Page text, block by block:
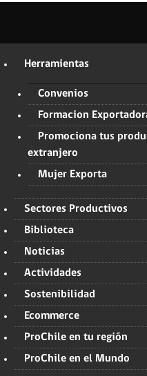
Herramientas
Convenios
Formacion
Promociona tus
extranjero
Mujer Exporta
Sectores Productivos
Biblioteca
Noticias
Actividades
Sostenibilidad
Ecommerce
ProChile en tu región
ProChile en el Mundo